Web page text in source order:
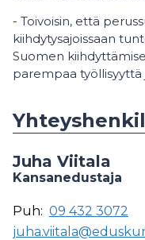
- Toivoisin, että
kiihdytysajoissaan
Suomen
parempaa
Juha Viitala
Kansanedustaja
Puh: 09 432 3072